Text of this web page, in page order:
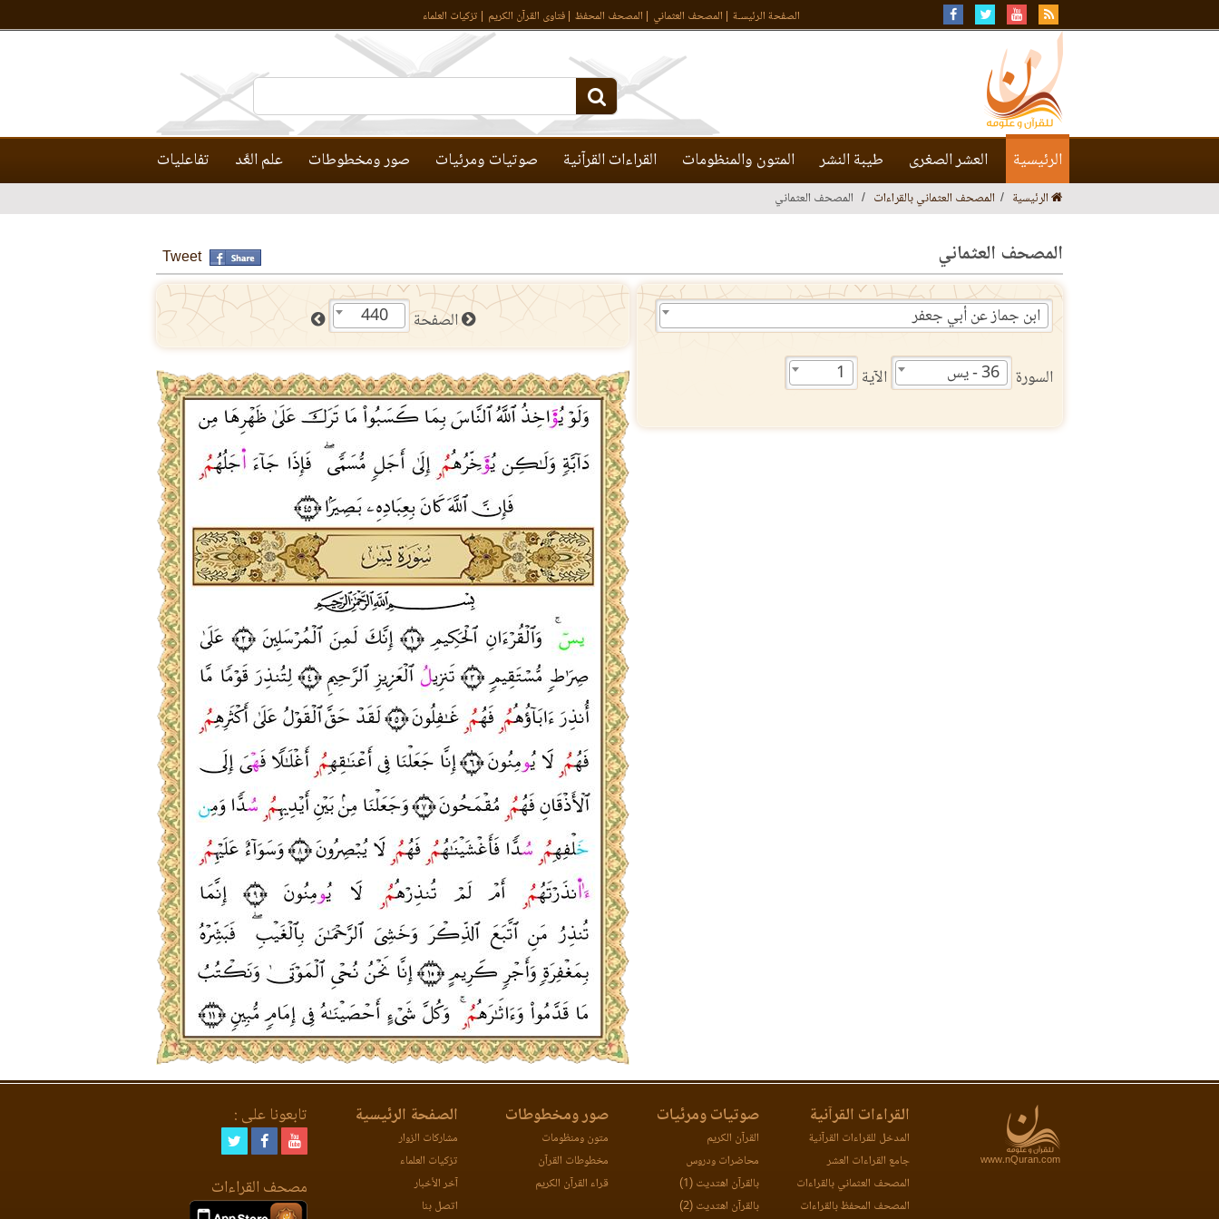
الصفحة الرئيسـة المصحف العثماني المصحف المحفظ فتاوى القرآن الكريم تزكيات العلماء
الرئيسية العشر الصغرى طيبة النشر المتون والمنظومات القراءات القرآنية صوتيات ومرئيات صور ومخطوطات علم العَّد تفاعليات
الرئيسية المصحف العثماني بالقراءات المصحف العثماني
المصحف العثماني Tweet
ابن جماز عن أبي جعفر
السورة 36 - يس الآية 1
الصفحة 440
www.nQuran.com
القراءات القرآنية
المدخل للقراءات القرآنية
جامع القراءات العشر
المصحف العثماني بالقراءات
المصحف المحفظ بالقراءات
صوتيات ومرئيات
القرآن الكريم
محاضرات ودروس
بالقرآن اهتديت (1)
بالقرآن اهتديت (2)
صور ومخطوطات
متون ومنظومات
مخطوطات القرآن
قراء القرآن الكريم
الصفحة الرئيسية
مشاركات الزوار
تزكيات العلماء
آخر الأخبار
اتصل بنا
تابعونا على :
مصحف القراءات